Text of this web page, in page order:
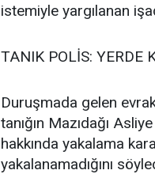
istemiyle yargılanan
TANIK POLİS: YERDE
Duruşmada gelen
tanığın Mazıdağı
hakkında yakalama
yakalanamadığını